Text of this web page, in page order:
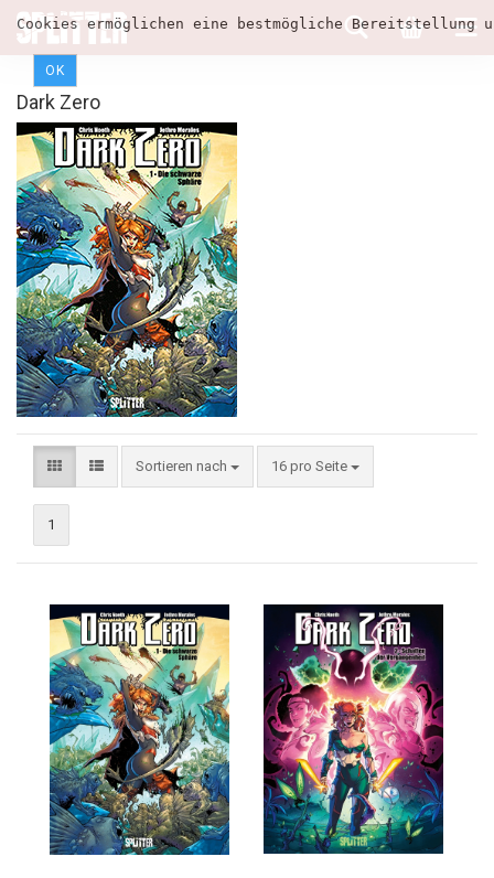
Cookies ermöglichen eine bestmögliche
OK
Dark Zero
Sortieren nach 16 pro Seite
1